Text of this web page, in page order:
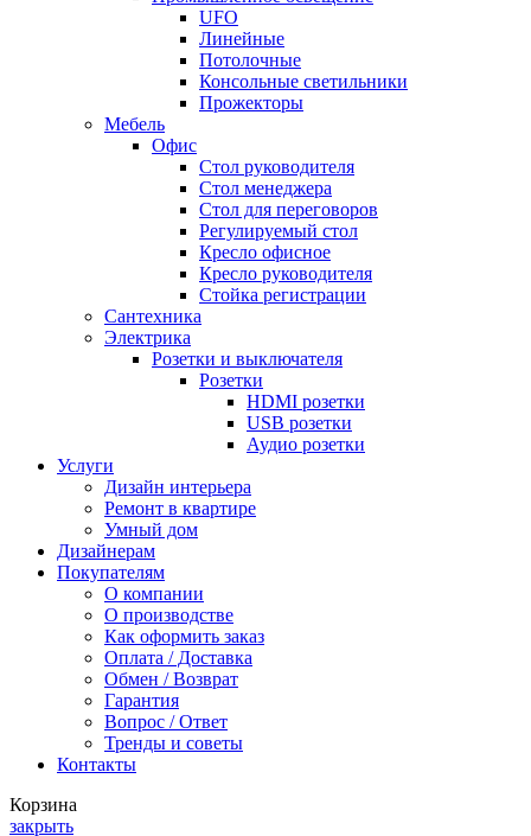
UFO
Линейные
Потолочные
Консольные светильники
Прожекторы
Мебель
Офис
Стол руководителя
Стол менеджера
Стол для переговоров
Регулируемый стол
Кресло офисное
Кресло руководителя
Стойка регистрации
Сантехника
Электрика
Розетки и выключателя
Розетки
HDMI розетки
USB розетки
Аудио розетки
Услуги
Дизайн интерьера
Ремонт в квартире
Умный дом
Дизайнерам
Покупателям
О компании
О производстве
Как оформить заказ
Оплата / Доставка
Обмен / Возврат
Гарантия
Вопрос / Ответ
Тренды и советы
Контакты
Корзина
закрыть